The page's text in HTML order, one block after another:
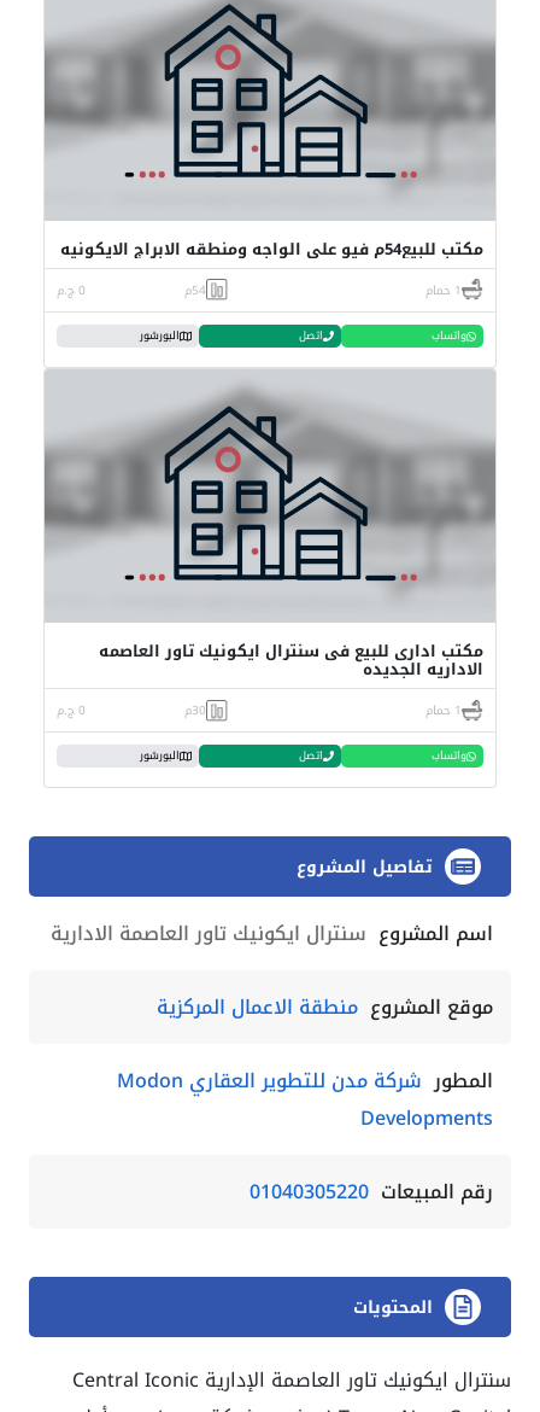
مكتب للبيع54م فيو على الواجه ومنطقه الابراج الايكونيه
1 حمام 54م 0 ج.م
واتساب اتصل البورشور
مكتب ادارى للبيع فى سنترال ايكونيك تاور العاصمه
الاداريه الجديده
1 حمام 30م 0 ج.م
واتساب اتصل البورشور
تفاصيل المشروع
اسم المشروع سنترال ايكونيك تاور العاصمة الادارية
موقع المشروع منطقة الاعمال المركزية
المطور
شركة مدن للتطوير العقاري Modon
Developments
رقم المبيعات 01040305220
المحتويات
سنترال ايكونيك تاور العاصمة الإدارية Central Iconic